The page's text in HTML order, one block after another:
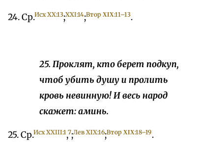
24. Ср.Исх ХX:13;XXI:14;Втор ΧΙΧ:11–13.
25. Проклят, кто берет подкуп,
чтоб убить душу и пролить
кровь невинную! И весь народ
скажет: аминь.
25. Ср.Исх XXIII:1,7;Лев ХIX:16;Втор ΧΙΧ:18–19.